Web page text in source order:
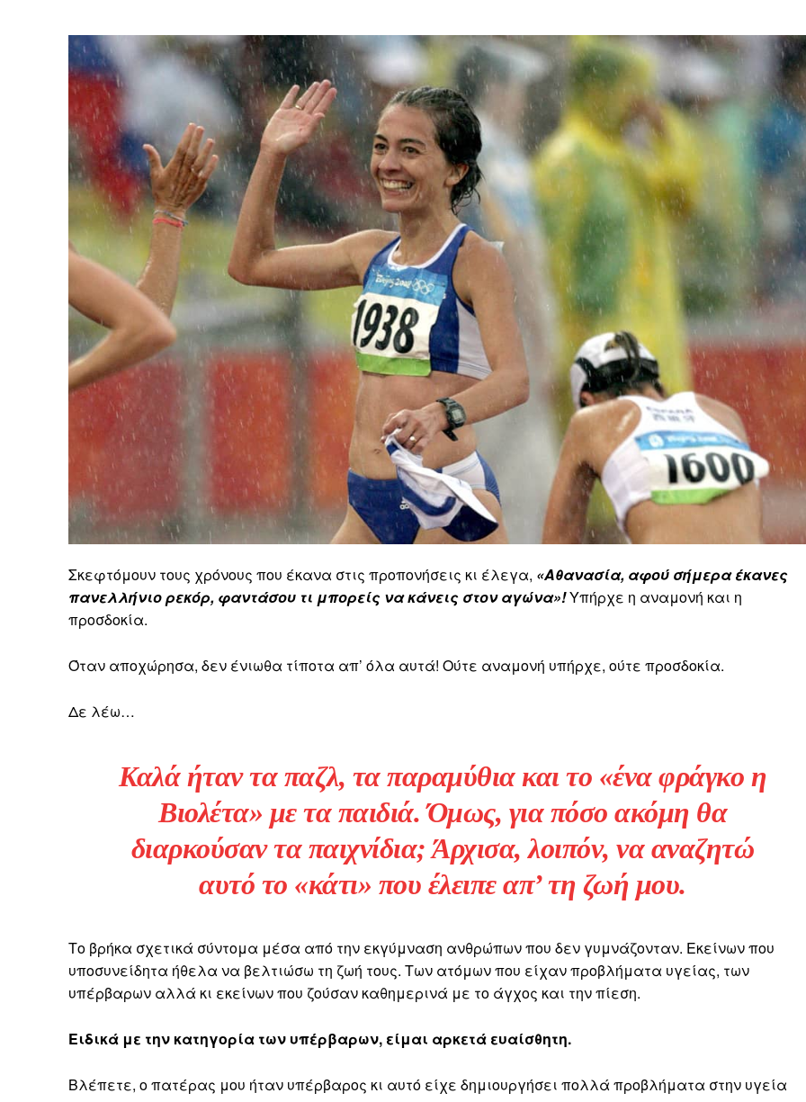
Σκεφτόμουν τους χρόνους που έκανα στις προπονήσεις κι έλεγα, «Αθανασία, αφού σήμερα έκανες
πανελλήνιο ρεκόρ, φαντάσου τι μπορείς να κάνεις στον αγώνα»!Υπήρχε η αναμονή και η
προσδοκία.
Όταν αποχώρησα, δεν ένιωθα τίποτα απ’ όλα αυτά! Ούτε αναμονή υπήρχε, ούτε προσδοκία.
Δε λέω…
Καλά ήταν τα παζλ, τα παραμύθια και το «ένα φράγκο η
Βιολέτα» με τα παιδιά. Όμως, για πόσο ακόμη θα
διαρκούσαν τα παιχνίδια; Άρχισα, λοιπόν, να αναζητώ
αυτό το «κάτι» που έλειπε απ’ τη ζωή μου.
Το βρήκα σχετικά σύντομα μέσα από την εκγύμναση ανθρώπων που δεν γυμνάζονταν. Εκείνων που
υποσυνείδητα ήθελα να βελτιώσω τη ζωή τους. Των ατόμων που είχαν προβλήματα υγείας, των
υπέρβαρων αλλά κι εκείνων που ζούσαν καθημερινά με το άγχος και την πίεση.
Ειδικά με την κατηγορία των υπέρβαρων, είμαι αρκετά ευαίσθητη.
Βλέπετε, ο πατέρας μου ήταν υπέρβαρος κι αυτό είχε δημιουργήσει πολλά προβλήματα στην υγεία